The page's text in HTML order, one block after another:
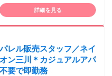
契約期間の上限5年/更新回数
あり：契約社員での採用とな
せて正社員登用も実績が多数
長月7万円、本部長月25万円支
ド（1～150）に応じて追加支
務態度・会社への貢献度など
経験 ◆広告主への提案、プラ
んな方に向いて
柔軟に実務に活かせる方 ＝
ケター／アカウントプランナ
和性があるご経験者も歓迎い
詳細を見る
レル販売スタッフ／ネイ
ン三川＊カジュアルアパ
要で即勤務